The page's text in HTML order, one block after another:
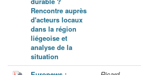
Rencontre auprès
d'acteurs locaux
dans la région
liégeoise et
analyse de la
situation